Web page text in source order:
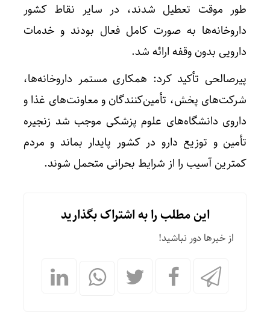
طور موقت تعطیل شدند، در سایر نقاط کشور
داروخانه‌ها به صورت کامل فعال بودند و خدمات
دارویی بدون وقفه ارائه شد.
پیرصالحی تأکید کرد: همکاری مستمر داروخانه‌ها،
شرکت‌های پخش، تأمین‌کنندگان و معاونت‌های غذا و
داروی دانشگاه‌های علوم پزشکی موجب شد زنجیره
تأمین و توزیع دارو در کشور پایدار بماند و مردم
کمترین آسیب را از شرایط بحرانی متحمل شوند.
این مطلب را به اشتراک بگذارید
از خبرها دور نباشید!